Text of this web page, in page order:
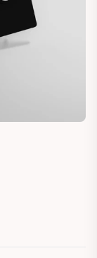
(803877433)
SUNROOF